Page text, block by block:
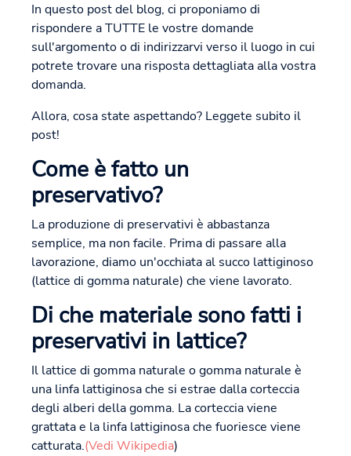
In questo post del blog, ci proponiamo di
rispondere a TUTTE le vostre domande
sull'argomento o di indirizzarvi verso il luogo in cui
potrete trovare una risposta dettagliata alla vostra
domanda.
Allora, cosa state aspettando? Leggete subito il
post!
Come è fatto un
preservativo?
La produzione di preservativi è abbastanza
semplice, ma non facile. Prima di passare alla
lavorazione, diamo un'occhiata al succo lattiginoso
(lattice di gomma naturale) che viene lavorato.
Di che materiale sono fatti i
preservativi in lattice?
Il lattice di gomma naturale o gomma naturale è
una linfa lattiginosa che si estrae dalla corteccia
degli alberi della gomma. La corteccia viene
grattata e la linfa lattiginosa che fuoriesce viene
catturata.(Vedi Wikipedia)